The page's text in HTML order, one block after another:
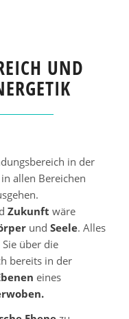
UND
in der
allen Bereichen
Zukunft wäre
und Seele. Alles
über die
bereits in der
eines